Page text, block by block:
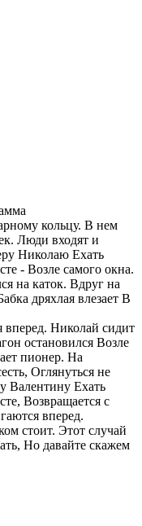
кольцу. В нем
Люди входят и
Николаю Ехать
- Возле самого окна.
на каток. Вдруг на
дряхлая влезает В
Николай сидит
остановился Возле
пионер. На
Оглянуться не
Валентину Ехать
Возвращается с
вперед.
стоит. Этот случай
Но давайте скажем